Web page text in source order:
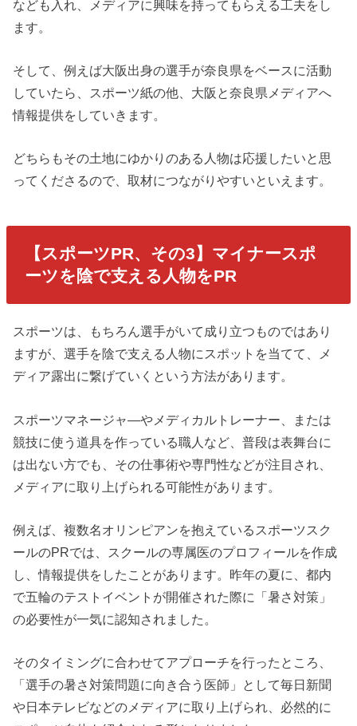
なども入れ、メディアに興味を持ってもらえる工夫をし
ます。
そして、例えば大阪出身の選手が奈良県をベースに活動
していたら、スポーツ紙の他、大阪と奈良県メディアへ
情報提供をしていきます。
どちらもその土地にゆかりのある人物は応援したいと思
ってくださるので、取材につながりやすいといえます。
【スポーツPR、その3】マイナースポ
ーツを陰で支える人物をPR
スポーツは、もちろん選手がいて成り立つものではあり
ますが、選手を陰で支える人物にスポットを当てて、メ
ディア露出に繋げていくという方法があります。
スポーツマネージャ―やメディカルトレーナー、または
競技に使う道具を作っている職人など、普段は表舞台に
は出ない方でも、その仕事術や専門性などが注目され、
メディアに取り上げられる可能性があります。
例えば、複数名オリンピアンを抱えているスポーツスク
ールのPRでは、スクールの専属医のプロフィールを作成
し、情報提供をしたことがあります。昨年の夏に、都内
で五輪のテストイベントが開催された際に「暑さ対策」
の必要性が一気に認知されました。
そのタイミングに合わせてアプローチを行ったところ、
「選手の暑さ対策問題に向き合う医師」として毎日新聞
や日本テレビなどのメディアに取り上げられ、必然的に